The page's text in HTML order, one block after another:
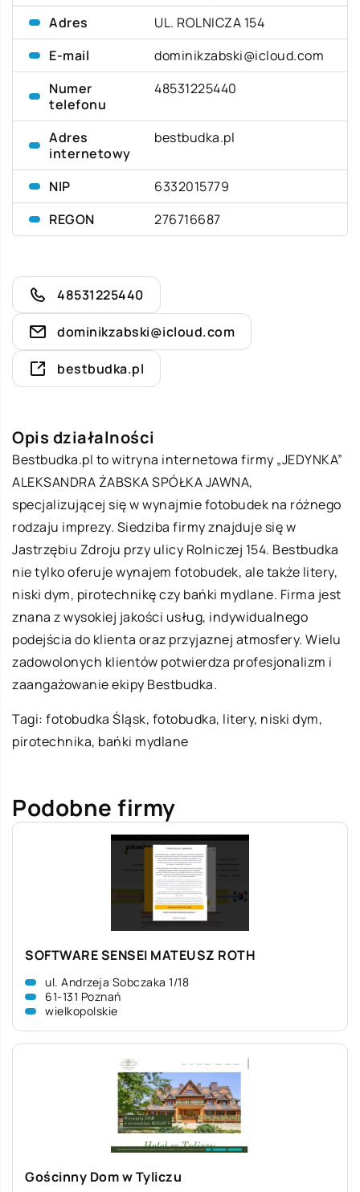
Adres
UL. ROLNICZA 154
E-mail
dominikzabski@icloud.com
Numer
telefonu
48531225440
Adres
internetowy
bestbudka.pl
NIP
6332015779
REGON
276716687
48531225440
dominikzabski@icloud.com
bestbudka.pl
Opis działalności
Bestbudka.pl to witryna internetowa firmy „JEDYNKA”
ALEKSANDRA ŻABSKA SPÓŁKA JAWNA,
specjalizującej się w wynajmie fotobudek na różnego
rodzaju imprezy. Siedziba firmy znajduje się w
Jastrzębiu Zdroju przy ulicy Rolniczej 154. Bestbudka
nie tylko oferuje wynajem fotobudek, ale także litery,
niski dym, pirotechnikę czy bańki mydlane. Firma jest
znana z wysokiej jakości usług, indywidualnego
podejścia do klienta oraz przyjaznej atmosfery. Wielu
zadowolonych klientów potwierdza profesjonalizm i
zaangażowanie ekipy Bestbudka.
Tagi: fotobudka Śląsk, fotobudka, litery, niski dym,
pirotechnika, bańki mydlane
Podobne firmy
SOFTWARE SENSEI MATEUSZ ROTH
ul. Andrzeja Sobczaka 1/18
61-131 Poznań
wielkopolskie
Gościnny Dom w Tyliczu